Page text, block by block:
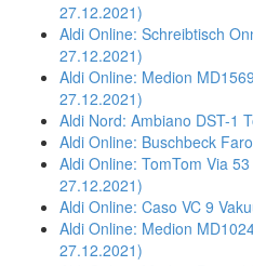
27.12.2021)
Aldi Online: Schreibtisch
27.12.2021)
Aldi Online: Medion
27.12.2021)
Aldi Nord: Ambiano DST-1
Aldi Online: Buschbeck
Aldi Online: TomTom Via
27.12.2021)
Aldi Online: Caso VC 9
Aldi Online: Medion
27.12.2021)